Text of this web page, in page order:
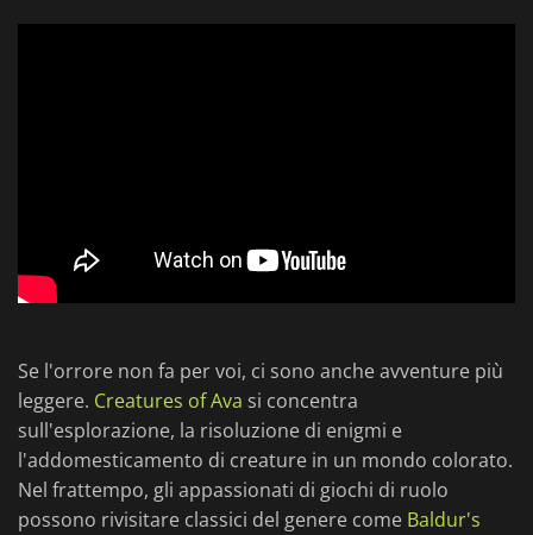
Se l'orrore non fa per voi, ci sono anche avventure più
leggere. Creatures of Ava si concentra
sull'esplorazione, la risoluzione di enigmi e
l'addomesticamento di creature in un mondo colorato.
Nel frattempo, gli appassionati di giochi di ruolo
possono rivisitare classici del genere come Baldur's